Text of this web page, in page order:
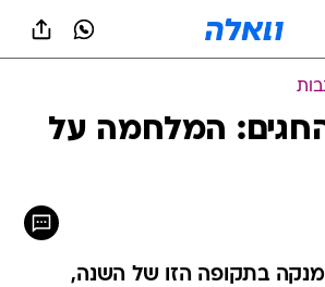
המלחמה על
בתקופה הזו של השנה,